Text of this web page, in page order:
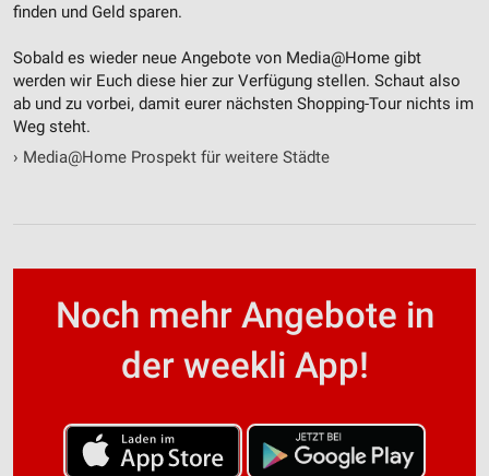
finden und Geld sparen.
Sobald es wieder neue Angebote von Media@Home gibt
werden wir Euch diese hier zur Verfügung stellen. Schaut also
ab und zu vorbei, damit eurer nächsten Shopping-Tour nichts im
Weg steht.
› Media@Home Prospekt für weitere Städte
Noch mehr Angebote in
der weekli App!